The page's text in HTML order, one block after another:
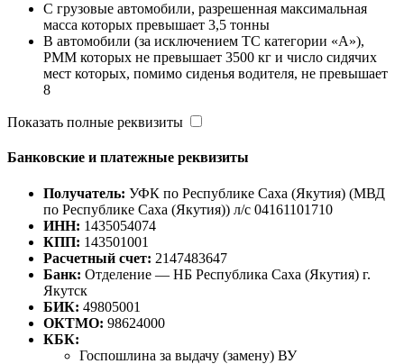
C грузовые автомобили, разрешенная максимальная
масса которых превышает 3,5 тонны
B автомобили (за исключением ТС категории «A»),
РММ которых не превышает 3500 кг и число сидячих
мест которых, помимо сиденья водителя, не превышает
8
Показать полные реквизиты
Банковские и платежные реквизиты
Получатель: УФК по Республике Саха (Якутия) (МВД
по Республике Саха (Якутия)) л/с 04161101710
ИНН: 1435054074
КПП: 143501001
Расчетный счет: 2147483647
Банк: Отделение — НБ Республика Саха (Якутия) г.
Якутск
БИК: 49805001
ОКТМО: 98624000
КБК:
Госпошлина за выдачу (замену) ВУ